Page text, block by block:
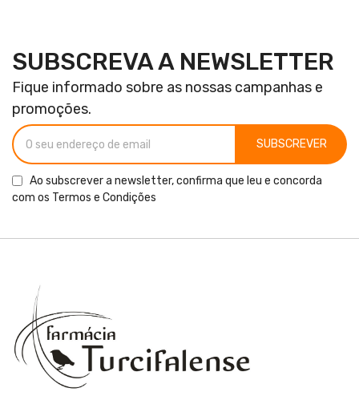
SUBSCREVA A NEWSLETTER
Fique informado sobre as nossas campanhas e
promoções.
SUBSCREVER
Ao subscrever a newsletter, confirma que leu e concorda
com os Termos e Condições